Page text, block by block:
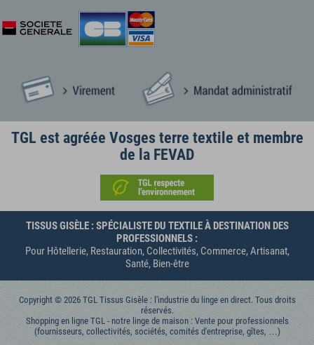
TGL est agréée Vosges terre textile et membre
de la FEVAD
TISSUS GISÈLE : SPÉCIALISTE DU TEXTILE À DESTINATION DES
PROFESSIONNELS :
Pour Hôtellerie, Restauration, Collectivités, Commerce, Artisanat,
Santé, Bien-être
Copyright © 2026 TGL Tissus Gisèle : l'industrie du linge en direct. Tous droits
réservés.
Shopping en ligne TGL - notre linge de maison : Vente pour professionnels
(fournisseurs, collectivités, sociétés, comités d'entreprise, gîtes, …)